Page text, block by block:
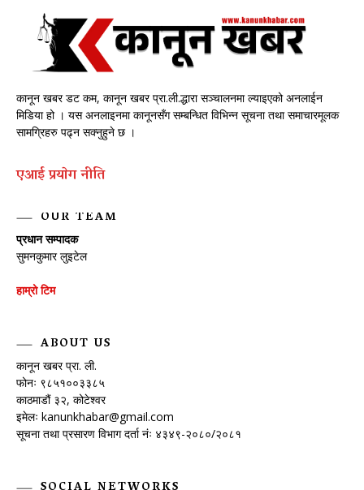
कानून खबर डट कम, कानून खबर प्रा.ली.द्धारा सञ्चालनमा ल्याइएको अनलाईन
मिडिया हो । यस अनलाइनमा कानूनसँग सम्बन्धित विभिन्न सूचना तथा समाचारमूलक
सामग्रिहरु पढ्न सक्नुहुने छ ।
एआई प्रयाेग नीति
OUR TEAM
प्रधान सम्पादक
सुमनकुमार लुइटेल
हाम्रो टिम
ABOUT US
कानून खबर प्रा. ली.
फोनः ९८५१००३३८५
काठमाडौं ३२, कोटेश्वर
इमेलः kanunkhabar@gmail.com
सूचना तथा प्रसारण विभाग दर्ता नंः ४३४९-२०८०/२०८१